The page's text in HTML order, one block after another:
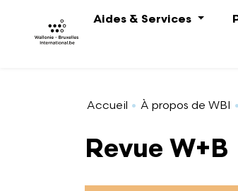
Aides & Services
Accueil À propos de WBI
Revue W+B